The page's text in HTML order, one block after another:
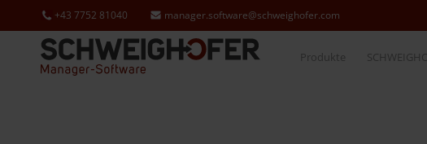
+43 7752 81040 manager.software@schweighofer.com
Produkte